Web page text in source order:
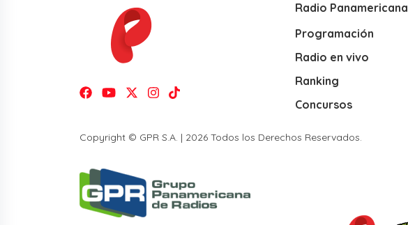
Radio Panamericana
Programación
Radio en vivo
Ranking
Concursos
Copyright © GPR S.A. | 2026 Todos los Derechos Reservados.